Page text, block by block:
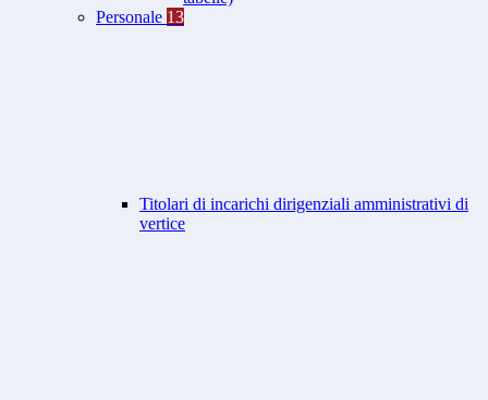
Personale 13
Titolari di incarichi dirigenziali amministrativi di
vertice